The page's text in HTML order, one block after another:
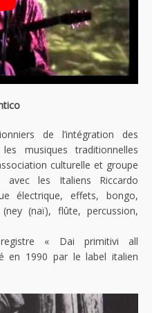
de l’intégration des
musiques traditionnelles
culturelle et groupe
avec les Italiens Riccardo
électrique, effets, bongo,
(naï), flûte, percussion,
« Dai primitivi all
en 1990 par le label italien